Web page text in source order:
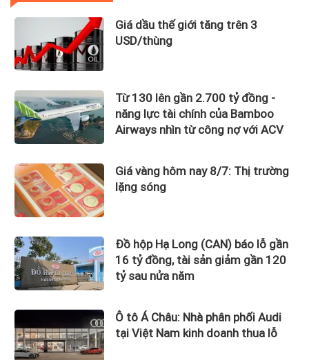
Giá dầu thế giới tăng trên 3
USD/thùng
Từ 130 lên gần 2.700 tỷ đồng -
năng lực tài chính của Bamboo
Airways nhìn từ công nợ với ACV
Giá vàng hôm nay 8/7: Thị trường
lặng sóng
Đồ hộp Hạ Long (CAN) báo lỗ gần
16 tỷ đồng, tài sản giảm gần 120
tỷ sau nửa năm
Ô tô Á Châu: Nhà phân phối Audi
tại Việt Nam kinh doanh thua lỗ